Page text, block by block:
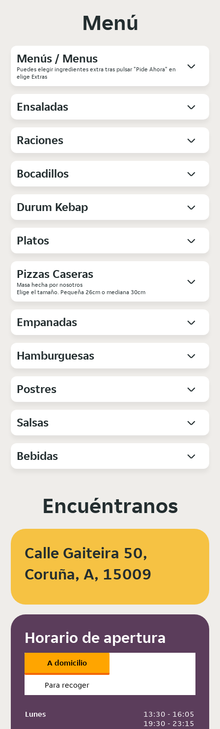
Menú
Menús / Menus
Puedes elegir ingredientes extra tras pulsar "Pide Ahora" en
elige Extras
Ensaladas
Raciones
Bocadillos
Durum Kebap
Platos
Pizzas Caseras
Masa hecha por nosotros
Elige el tamaño. Pequeña 26cm o mediana 30cm
Empanadas
Hamburguesas
Postres
Salsas
Bebidas
Encuéntranos
Calle Gaiteira 50,
Coruña, A, 15009
Horario de apertura
A domicilio
Para recoger
Lunes
13:30 - 16:05
19:30 - 23:15